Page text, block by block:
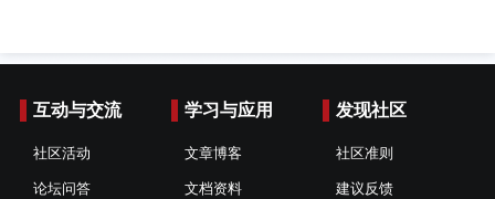
互动与交流
社区活动
论坛问答
学习与应用
文章博客
文档资料
发现社区
社区准则
建议反馈